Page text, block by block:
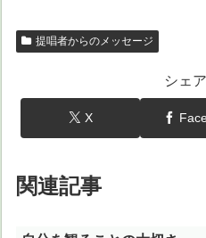
提唱者からのメッセージ
シェ
X
関連記事